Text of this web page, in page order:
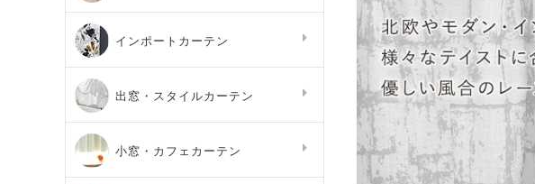
インポートカーテン
出窓・スタイルカーテン
小窓・カフェカーテン